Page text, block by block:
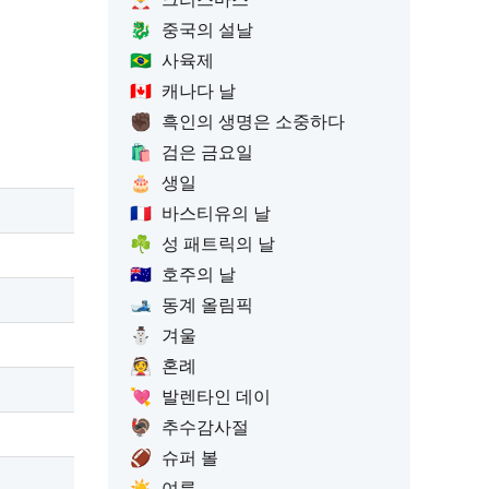
🐉
중국의 설날
🇧🇷 사육제
🇨🇦 캐나다 날
✊🏿 흑인의 생명은 소중하다
🛍️
검은 금요일
🎂
생일
🇫🇷 바스티유의 날
☘️ 성 패트릭의 날
🇦🇺 호주의 날
🎿 동계 올림픽
⛄
겨울
👰 혼례
💘 발렌타인 데이
🦃
추수감사절
🏈 슈퍼 볼